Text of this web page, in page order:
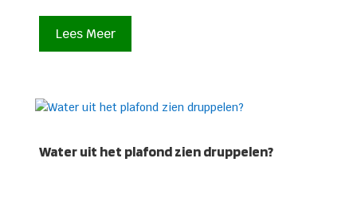
Lees Meer
Water uit het plafond zien druppelen?